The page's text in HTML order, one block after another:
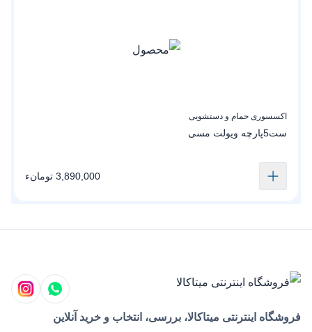
اکسسوری حمام و دستشویی
ست‌5‌پارچه‌ ویولت مسی
3,890,000 تومانء
فروشگاه اینترنتی میتاکالا، بررسی، انتخاب و خرید آنلاین